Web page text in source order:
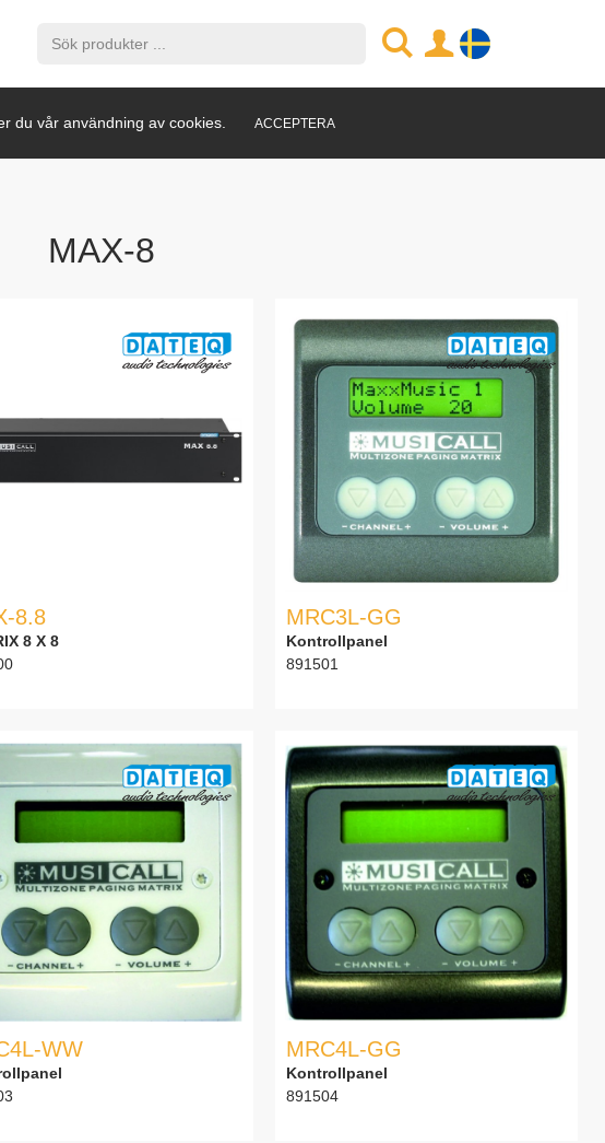
du vår användning av cookies. ACCEPTERA
MAX-8
8.8
8 X 8
MRC3L-GG
Kontrollpanel
891501
WW MRC4L-GG
Kontrollpanel
891504